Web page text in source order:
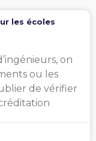
les écoles
on
ou les
de vérifier